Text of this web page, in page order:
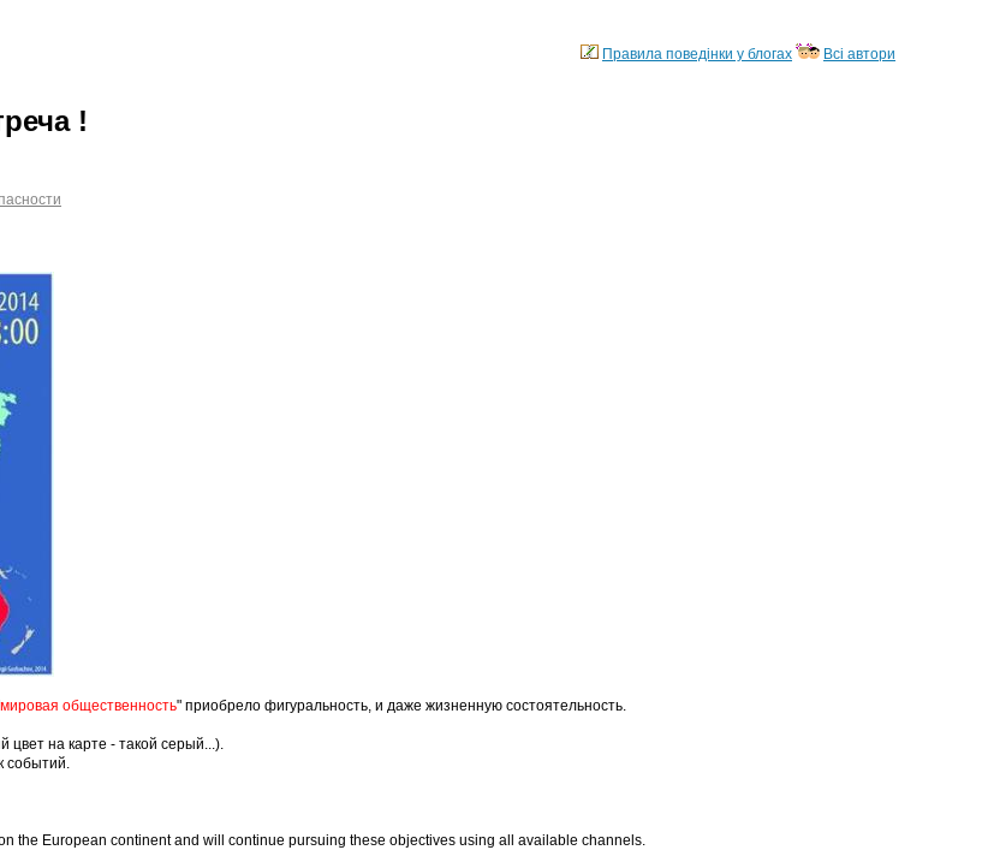
Правила поведінки у блогах Всі автори
!
мировая общественность" приобрело фигуральность, и даже жизненную состоятельность.
цвет на карте - такой серый...).
событий.
the European continent and will continue pursuing these objectives using all available channels.